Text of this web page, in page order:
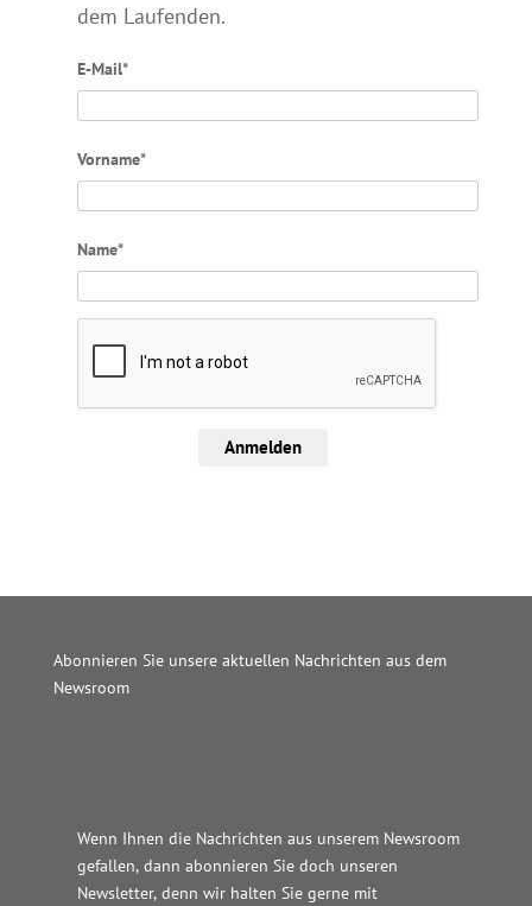
dem Laufenden.
E-Mail*
Vorname*
Name*
Anmelden
Abonnieren Sie unsere aktuellen Nachrichten aus dem
Newsroom
Wenn Ihnen die Nachrichten aus unserem Newsroom
gefallen, dann abonnieren Sie doch unseren
Newsletter, denn wir halten Sie gerne mit